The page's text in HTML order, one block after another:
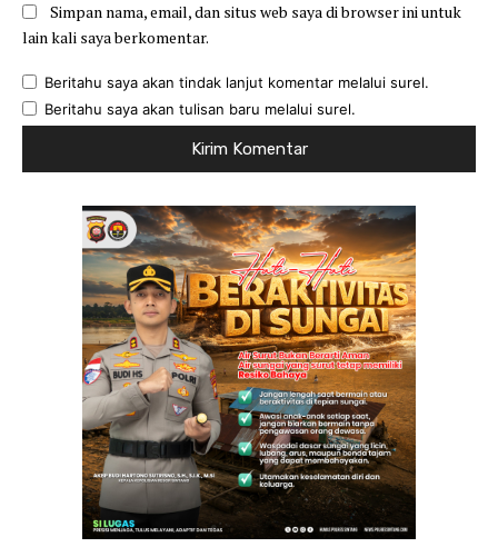
Simpan nama, email, dan situs web saya di browser ini untuk
lain kali saya berkomentar.
Beritahu saya akan tindak lanjut komentar melalui surel.
Beritahu saya akan tulisan baru melalui surel.